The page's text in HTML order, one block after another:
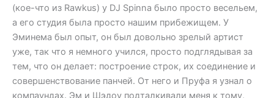
(кое-что из Rawkus) у DJ Spinna было просто весельем,
а его студия была просто нашим прибежищем. У
Эминема был опыт, он был довольно зрелый артист
уже, так что я немного учился, просто подглядывая за
тем, что он делает: построение строк, их соединение и
совершенствование панчей. От него и Пруфа я узнал о
компаундах. Эм и Шэдоу подталкивали меня к тому,